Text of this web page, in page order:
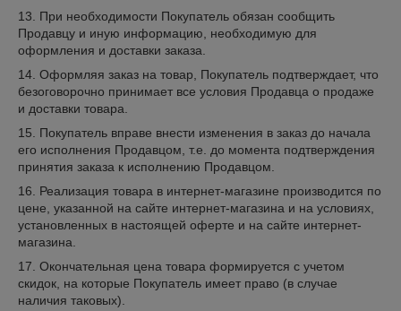
13. При необходимости Покупатель обязан сообщить
Продавцу и иную информацию, необходимую для
оформления и доставки заказа.
14. Оформляя заказ на товар, Покупатель подтверждает, что
безоговорочно принимает все условия Продавца о продаже
и доставки товара.
15. Покупатель вправе внести изменения в заказ до начала
его исполнения Продавцом, т.е. до момента подтверждения
принятия заказа к исполнению Продавцом.
16. Реализация товара в интернет-магазине производится по
цене, указанной на сайте интернет-магазина и на условиях,
установленных в настоящей оферте и на сайте интернет-
магазина.
17. Окончательная цена товара формируется с учетом
скидок, на которые Покупатель имеет право (в случае
наличия таковых).